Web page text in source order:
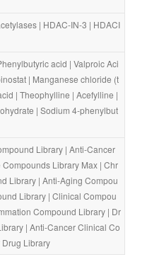
| HDAC-IN-3 | HDACI
acid | Valproic Aci
| Manganese chloride (t
| Theophylline | Acefylline
| Sodium 4-phenylbut
Library | Anti-Cancer
Compounds Library Max | Chr
Library | Anti-Aging Compou
Library | Clinical Compou
Compound Library | Dr
| Anti-Cancer Clinical Co
Library